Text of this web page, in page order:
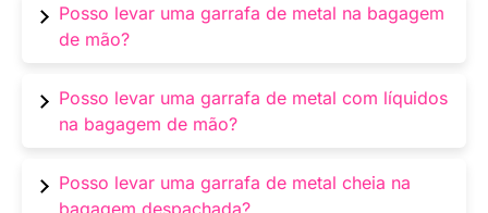
Posso levar uma garrafa de metal na bagagem
de mão?
Sim, você pode levar uma garrafa de metal
vazia na bagagem de mão.
Posso levar uma garrafa de metal com líquidos
na bagagem de mão?
Sim, desde que cada recipiente contenha no
máximo 100 ml de líquido e esteja em um saco
Posso levar uma garrafa de metal cheia na
bagagem despachada?